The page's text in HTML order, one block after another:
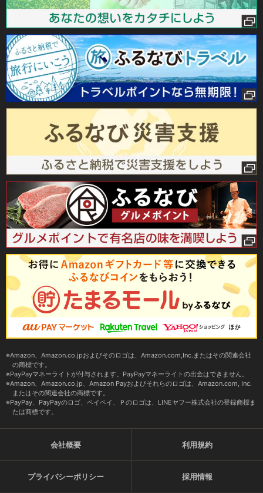
Amazon、Amazon.co.jpおよびそのロゴは、Amazon.com,Inc.またはその関連会社
の商標です。
PayPayマネーライトが付与されます。PayPayマネーライトの出金はできません。
Amazon、Amazon.co.jp、Amazon Payおよびそれらのロゴは、Amazon.com, Inc.
またはその関連会社の商標です。
PayPay、PayPayのロゴ、ペイペイ、Ｐのロゴは、LINEヤフー株式会社の登録商標ま
たは商標です。
会社概要 利用規約
プライバシーポリシー 採用情報